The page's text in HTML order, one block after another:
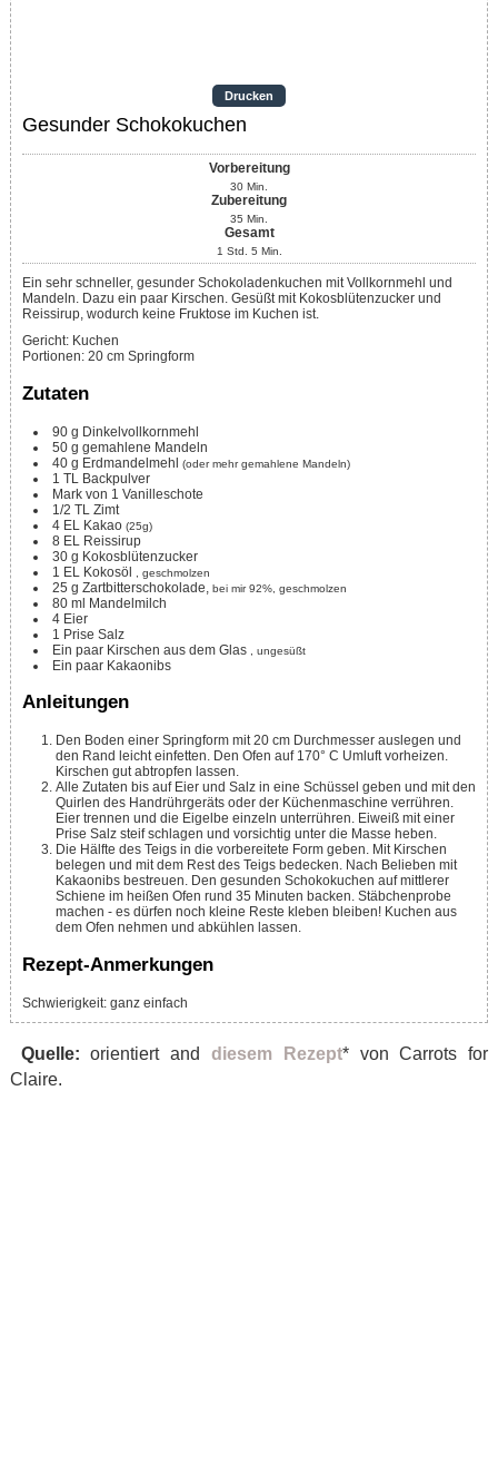
Drucken
Gesunder Schokokuchen
Vorbereitung
30 Min.
Zubereitung
35 Min.
Gesamt
1 Std. 5 Min.
Ein sehr schneller, gesunder Schokoladenkuchen mit Vollkornmehl und
Mandeln. Dazu ein paar Kirschen. Gesüßt mit Kokosblütenzucker und
Reissirup, wodurch keine Fruktose im Kuchen ist.
Gericht: Kuchen
Portionen: 20 cm Springform
Zutaten
90 g Dinkelvollkornmehl
50 g gemahlene Mandeln
40 g Erdmandelmehl (oder mehr gemahlene Mandeln)
1 TL
Backpulver
Mark von 1 Vanilleschote
1/2 TL Zimt
4 EL Kakao (25g)
8 EL
Reissirup
30 g Kokosblütenzucker
1 EL Kokosöl , geschmolzen
25 g Zartbitterschokolade, bei mir 92%, geschmolzen
80 ml Mandelmilch
4 Eier
1 Prise Salz
Ein paar Kirschen aus dem Glas
, ungesüßt
Ein paar Kakaonibs
Anleitungen
Den Boden einer Springform mit 20 cm Durchmesser auslegen und
den Rand leicht einfetten. Den Ofen auf 170° C Umluft vorheizen.
Kirschen gut abtropfen lassen.
Alle Zutaten bis auf Eier und Salz in eine Schüssel geben und mit den
Quirlen des Handrührgeräts oder der Küchenmaschine verrühren.
Eier trennen und die Eigelbe einzeln unterrühren. Eiweiß mit einer
Prise Salz steif schlagen und vorsichtig unter die Masse heben.
Die Hälfte des Teigs in die vorbereitete Form geben. Mit Kirschen
belegen und mit dem Rest des Teigs bedecken. Nach Belieben mit
Kakaonibs bestreuen. Den gesunden Schokokuchen auf mittlerer
Schiene im heißen Ofen rund 35 Minuten backen. Stäbchenprobe
machen - es dürfen noch kleine Reste kleben bleiben! Kuchen aus
dem Ofen nehmen und abkühlen lassen.
Rezept-Anmerkungen
Schwierigkeit: ganz einfach
Quelle: orientiert anddiesem Rezept* von Carrots for
Claire.